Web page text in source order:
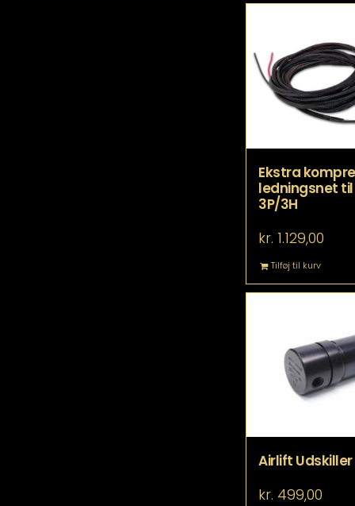
på
Ekstra
ledningsnet
3P/3H
kr. 1.129,00
Tilføj til kurv
Airlift Udskiller
kr. 499,00